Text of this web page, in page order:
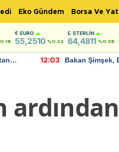
Eko Gündem Borsa Ve
EURO
55,2510 %0.32
STERLIN
64,4811 %0.38
12:03
Bakan Şimşek,